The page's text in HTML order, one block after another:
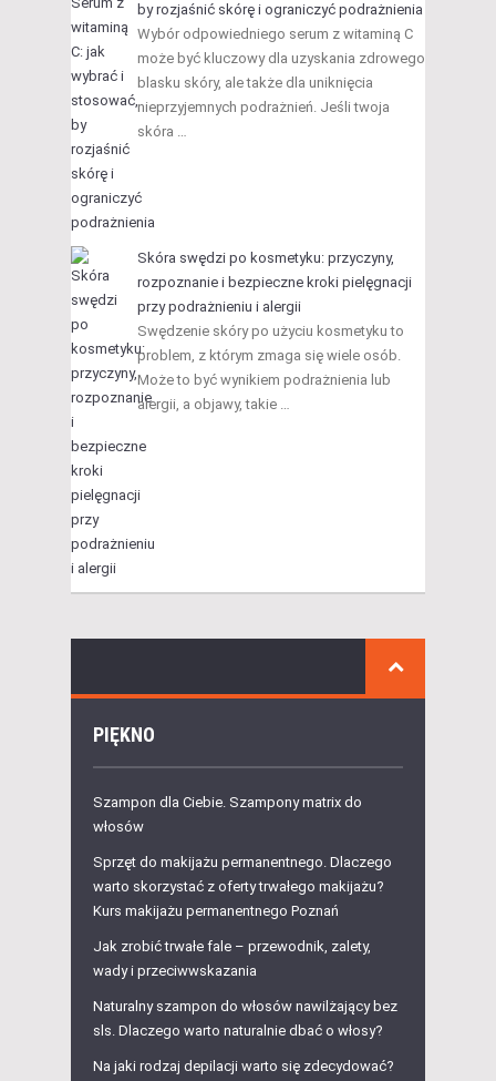
by rozjaśnić skórę i ograniczyć podrażnienia
Wybór odpowiedniego serum z witaminą C
może być kluczowy dla uzyskania zdrowego
blasku skóry, ale także dla uniknięcia
nieprzyjemnych podrażnień. Jeśli twoja
skóra …
Skóra swędzi po kosmetyku: przyczyny,
rozpoznanie i bezpieczne kroki pielęgnacji
przy podrażnieniu i alergii
Swędzenie skóry po użyciu kosmetyku to
problem, z którym zmaga się wiele osób.
Może to być wynikiem podrażnienia lub
alergii, a objawy, takie …
PIĘKNO
Szampon dla Ciebie. Szampony matrix do
włosów
Sprzęt do makijażu permanentnego. Dlaczego
warto skorzystać z oferty trwałego makijażu?
Kurs makijażu permanentnego Poznań
Jak zrobić trwałe fale – przewodnik, zalety,
wady i przeciwwskazania
Naturalny szampon do włosów nawilżający bez
sls. Dlaczego warto naturalnie dbać o włosy?
Na jaki rodzaj depilacji warto się zdecydować?